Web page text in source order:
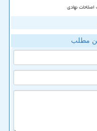
نهادی
مطلب